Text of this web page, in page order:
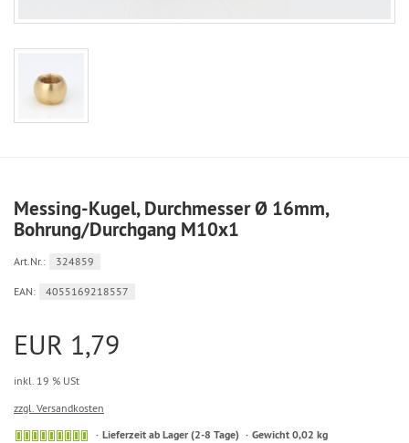
Messing-Kugel, Durchmesser Ø 16mm,
Bohrung/Durchgang M10x1
Art.Nr.: 324859
EAN: 4055169218557
EUR 1,79
inkl. 19 % USt
zzgl. Versandkosten
Sofort
Lieferzeit ab Lager (2-8 Tage) Gewicht 0,02 kg